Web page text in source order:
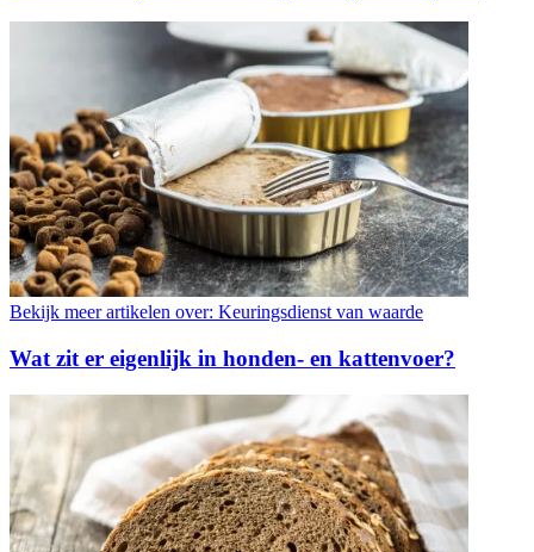
Bekijk meer artikelen over: Keuringsdienst van waarde
Wat zit er eigenlijk in honden- en kattenvoer?